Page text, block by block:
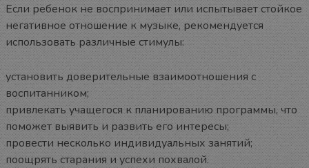
Если ребенок не воспринимает или испытывает стойкое
негативное отношение к музыке, рекомендуется
использовать различные стимулы:
установить доверительные взаимоотношения с
воспитанником;
привлекать учащегося к планированию программы, что
поможет выявить и развить его интересы;
провести несколько индивидуальных занятий;
поощрять старания и успехи похвалой.